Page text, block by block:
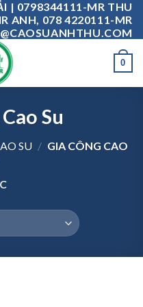
| 0798344111-MR THU
ANH, 078 4220111-MR
0
Su
SU / GIA CÔNG CAO